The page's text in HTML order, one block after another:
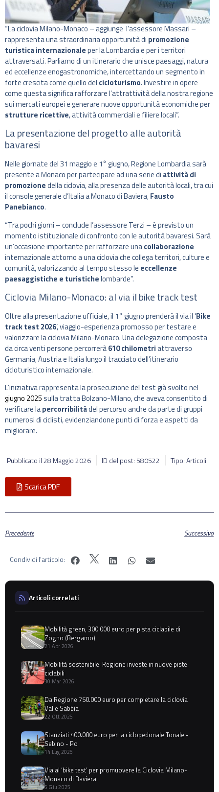
“La ciclovia Milano-Monaco – aggiunge l’assessore Massari –
rappresenta una straordinaria opportunità di promozione
turistica internazionaleper la Lombardia e per i territori
attraversati. Parliamo di un itinerario che unisce paesaggi, natura
ed eccellenze enogastronomiche, intercettando un segmento in
forte crescita come quello del cicloturismo. Investire in opere
come questa significa rafforzare l’attrattività della nostra regione
sui mercati europei e generare nuove opportunità economiche per
strutture ricettive, attività commerciali e filiere locali”.
La presentazione del progetto alle autorità
bavaresi
Nelle giornate del 31 maggio e 1° giugno, Regione Lombardia sarà
presente a Monaco per partecipare ad una serie di attività di
promozionedella ciclovia, alla presenza delle autorità locali, tra cui
il console generale d’Italia a Monaco di Baviera,Fausto
Panebianco.
“Tra pochi giorni – conclude l’assessore Terzi – è previsto un
momento istituzionale di confronto con le autorità bavaresi. Sarà
un’occasione importante per rafforzare unacollaborazione
internazionale attorno a una ciclovia che collega territori, culture e
comunità, valorizzando al tempo stesso le eccellenze
paesaggistiche e turistichelombarde”.
Ciclovia Milano-Monaco: al via il bike track test
Oltre alla presentazione ufficiale, il 1° giugno prenderà il via il ‘Bike
track test 2026’, viaggio-esperienza promosso per testare e
valorizzare la ciclovia Milano-Monaco. Una delegazione composta
da circa venti persone percorrerà610 chilometriattraverso
Germania, Austria e Italia lungo il tracciato dell’itinerario
cicloturistico internazionale.
L’iniziativa rappresenta la prosecuzione del test già svolto nel
giugno 2025sulla tratta Bolzano-Milano, che aveva consentito di
verificare lapercorribilitàdel percorso anche da parte di gruppi
numerosi di ciclisti, evidenziandone punti di forza e aspetti da
migliorare.
Pubblicato il28 Maggio 2026 ID del post: 580522 Tipo: Articoli
Scarica PDF
Precedente Successivo
Condividi l'articolo:
Articoli correlati
Mobilità green, 300.000 euro per pista ciclabile di
Zogno (Bergamo)
21 Apr 2026
Mobilità sostenibile: Regione investe in nuove piste
ciclabili
30 Mar 2026
Da Regione 750.000 euro per completare la ciclovia
Valle Sabbia
22 Ott 2025
Stanziati 400.000 euro per la ciclopedonale Tonale -
Sebino - Po
14 Lug 2025
Via al ‘bike test’ per promuovere la Ciclovia Milano-
Monaco di Baviera
6 Giu 2025